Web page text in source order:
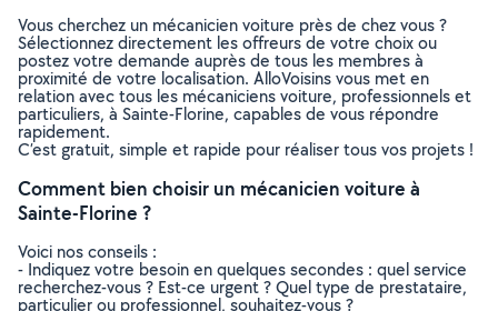
Vous cherchez un mécanicien voiture près de chez vous ?
Sélectionnez directement les offreurs de votre choix ou
postez votre demande auprès de tous les membres à
proximité de votre localisation. AlloVoisins vous met en
relation avec tous les mécaniciens voiture, professionnels et
particuliers, à Sainte-Florine, capables de vous répondre
rapidement.
C’est gratuit, simple et rapide pour réaliser tous vos projets !
Comment bien choisir un mécanicien voiture à
Sainte-Florine ?
Voici nos conseils :
- Indiquez votre besoin en quelques secondes : quel service
recherchez-vous ? Est-ce urgent ? Quel type de prestataire,
particulier ou professionnel, souhaitez-vous ?